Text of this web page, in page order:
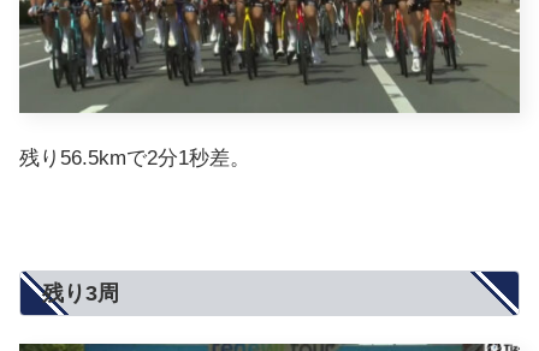
残り56.5kmで2分1秒差。
残り3周